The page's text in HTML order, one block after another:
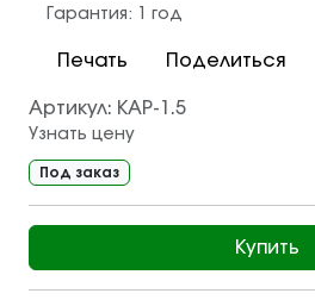
Гарантия:
1 год
Печать Поделиться
Артикул: КАР-1.5
Узнать цену
Под заказ
Купить